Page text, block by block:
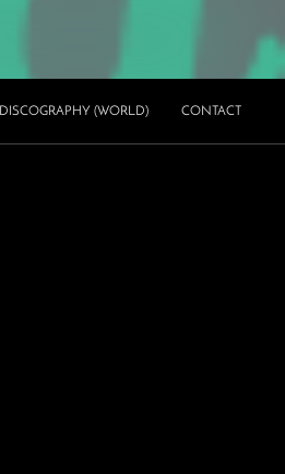
DISCOGRAPHY (WORLD) CONTACT